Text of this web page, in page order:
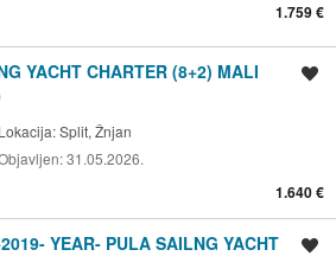
1.759 €
YACHT CHARTER (8+2) MALI
Lokacija:Split, Žnjan
31.05.2026.
1.640 €
YEAR- PULA SAILNG YACHT